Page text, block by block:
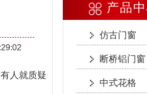
人就质疑
产品
仿古门窗
断桥铝门窗
中式花格